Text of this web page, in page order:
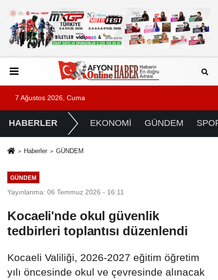
7 Ağustos 2026, Cuma
HABERLER EKONOMİ GÜNDEM
Haberler GÜNDEM
GÜNDEM
Yayınlanma: 06 Temmuz 2026 - 16:11
Kocaeli'nde okul güvenlik
tedbirleri toplantısı düzenlendi
Kocaeli Valiliği, 2026-2027 eğitim öğretim
yılı öncesinde okul ve çevresinde alınacak